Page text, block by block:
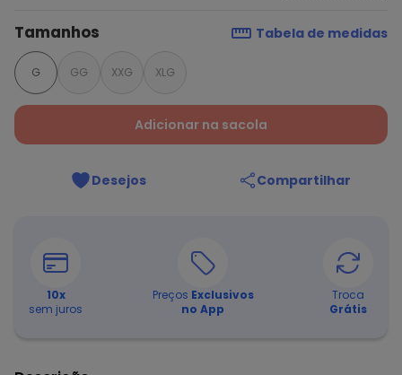
Tamanhos Tabela de medidas
G GG XXG XLG
Adicionar na sacola
Desejos Compartilhar
10x
sem juros
Preços Exclusivos
no App
Troca
Grátis